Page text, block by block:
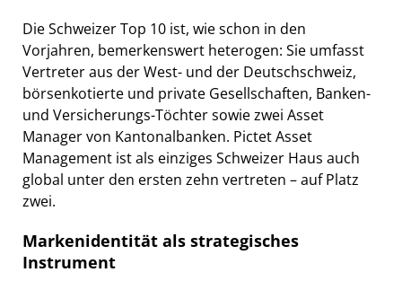
Die Schweizer Top 10 ist, wie schon in den
Vorjahren, bemerkenswert heterogen: Sie umfasst
Vertreter aus der West- und der Deutschschweiz,
börsenkotierte und private Gesellschaften, Banken-
und Versicherungs-Töchter sowie zwei Asset
Manager von Kantonalbanken. Pictet Asset
Management ist als einziges Schweizer Haus auch
global unter den ersten zehn vertreten – auf Platz
zwei.
Markenidentität als strategisches
Instrument